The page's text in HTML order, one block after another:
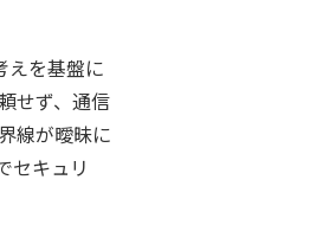
えを基盤に
せず、通信
線が曖昧に
セキュリ